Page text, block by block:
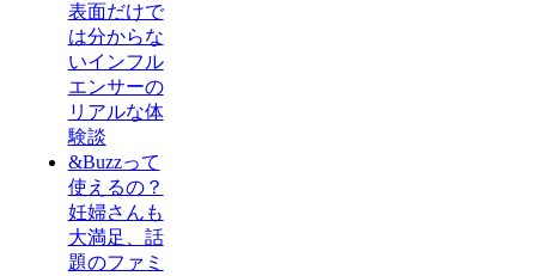
表面だけで
は分からな
いインフル
エンサーの
リアルな体
験談
&Buzzって
使えるの？
妊婦さんも
大満足、話
題のファミ